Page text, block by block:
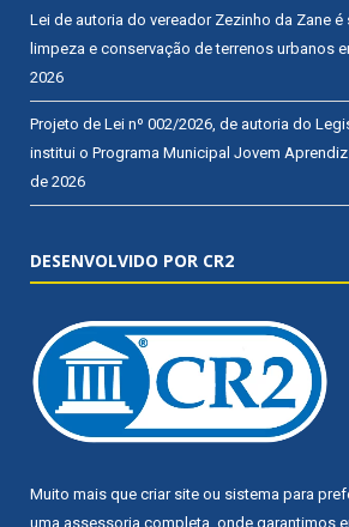
Lei de autoria do vereador Zezinho da Zane
limpeza e conservação de terrenos urbanos
2026
Projeto de Lei nº 002/2026, de autoria do
institui o Programa Municipal Jovem Aprendiz
de 2026
DESENVOLVIDO POR CR2
Muito mais que criar site ou sistema para
uma assessoria completa, onde garantimos